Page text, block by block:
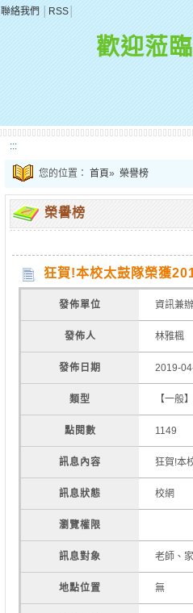
聯絡我們 RSS
歡迎蒞
:::
您的位置： 首頁» 榮譽榜
榮譽榜
狂賀!本校太鼓隊榮獲
發佈單位 資訊兼辦
發佈人 林雅楓
發佈日期 2019-
類型 【一般】
點閱數 1149
訊息內容 狂賀!本
訊息狀態 校網
瀏覽權限
訊息對象 老師、
地點位置 無